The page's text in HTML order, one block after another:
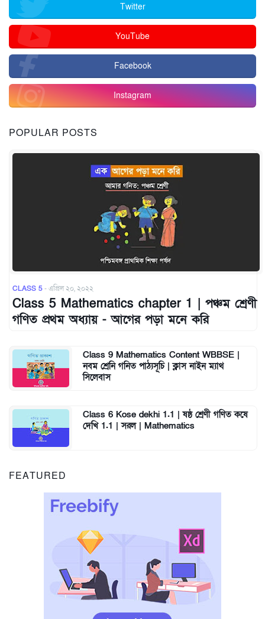
Twitter
YouTube
Facebook
Instagram
POPULAR POSTS
CLASS 5-এপ্রিল ২০, ২০২২
Class 5 Mathematics chapter 1 | পঞ্চম শ্রেণী
গণিত প্রথম অধ্যায় - আগের পড়া মনে করি
Class 9 Mathematics Content WBBSE |
নবম শ্রেনি গনিত পাঠ্যসূচি | ক্লাস নাইন ম্যাথ
সিলেবাস
Class 6 Kose dekhi 1.1 | ষষ্ঠ শ্রেণী গণিত কষে
দেখি 1.1 | সরল | Mathematics
FEATURED